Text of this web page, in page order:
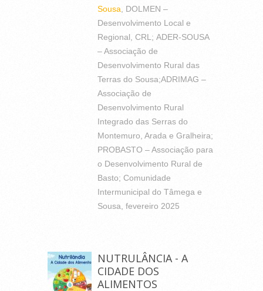
Sousa , DOLMEN –
Desenvolvimento Local e
Regional, CRL; ADER-SOUSA
– Associação de
Desenvolvimento Rural das
Terras do Sousa;ADRIMAG –
Associação de
Desenvolvimento Rural
Integrado das Serras do
Montemuro, Arada e Gralheira;
PROBASTO – Associação para
o Desenvolvimento Rural de
Basto; Comunidade
Intermunicipal do Tâmega e
Sousa, fevereiro 2025
NUTRULÂNCIA - A
CIDADE DOS
ALIMENTOS